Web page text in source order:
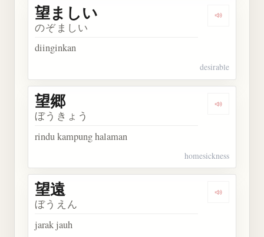
Dengarkan
望ましい
のぞましい
diinginkan
desirable
Dengarkan
望郷
ぼうきょう
rindu kampung halaman
homesickness
Dengarkan
望遠
ぼうえん
jarak jauh